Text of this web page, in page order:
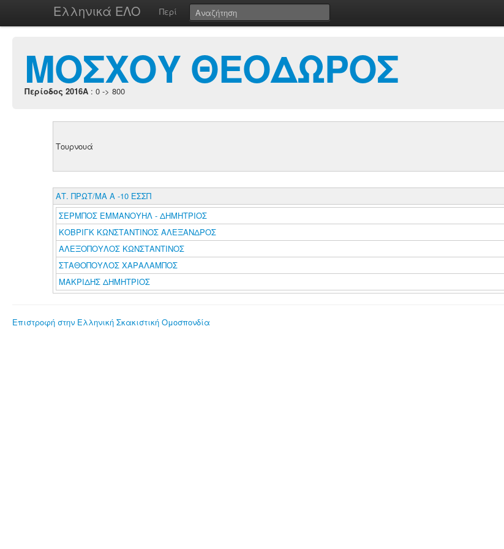
Ελληνικά ΕΛΟ Περί
ΜΟΣΧΟΥ ΘΕΟΔΩΡΟΣ
Περίοδος 2016A : 0 -> 800
Τουρνουά
ΑΤ. ΠΡΩΤ/ΜΑ Α -10 ΕΣΣΠ
ΣΕΡΜΠΟΣ ΕΜΜΑΝΟΥΗΛ - ΔΗΜΗΤΡΙΟΣ
ΚΟΒΡΙΓΚ ΚΩΝΣΤΑΝΤΙΝΟΣ ΑΛΕΞΑΝΔΡΟΣ
ΑΛΕΞΟΠΟΥΛΟΣ ΚΩΝΣΤΑΝΤΙΝΟΣ
ΣΤΑΘΟΠΟΥΛΟΣ ΧΑΡΑΛΑΜΠΟΣ
ΜΑΚΡΙΔΗΣ ΔΗΜΗΤΡΙΟΣ
Επιστροφή στην Ελληνική Σκακιστική Ομοσπονδία